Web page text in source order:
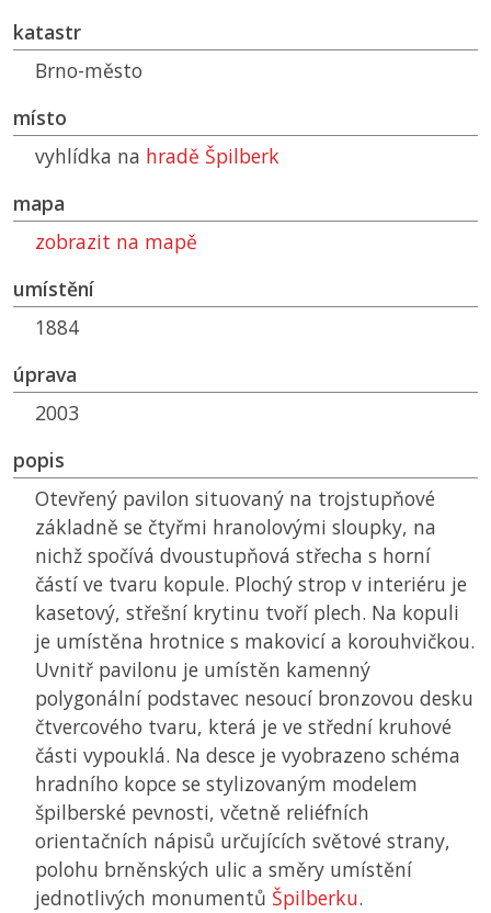
katastr
Brno-město
místo
vyhlídka na hradě Špilberk
mapa
zobrazit na mapě
umístění
1884
úprava
2003
popis
Otevřený pavilon situovaný na trojstupňové
základně se čtyřmi hranolovými sloupky, na
nichž spočívá dvoustupňová střecha s horní
částí ve tvaru kopule. Plochý strop v interiéru je
kasetový, střešní krytinu tvoří plech. Na kopuli
je umístěna hrotnice s makovicí a korouhvičkou.
Uvnitř pavilonu je umístěn kamenný
polygonální podstavec nesoucí bronzovou desku
čtvercového tvaru, která je ve střední kruhové
části vypouklá. Na desce je vyobrazeno schéma
hradního kopce se stylizovaným modelem
špilberské pevnosti, včetně reliéfních
orientačních nápisů určujících světové strany,
polohu brněnských ulic a směry umístění
jednotlivých monumentů Špilberku.